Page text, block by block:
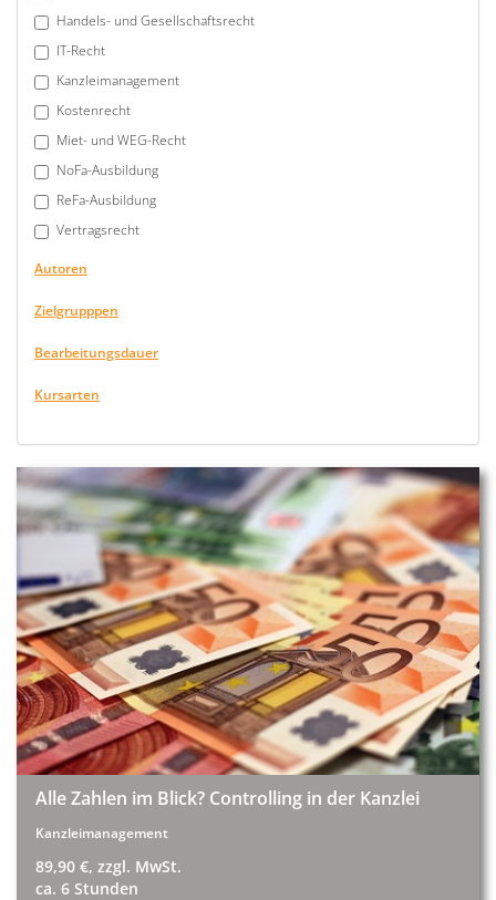
Handels- und Gesellschaftsrecht
IT-Recht
Kanzleimanagement
Kostenrecht
Miet- und WEG-Recht
NoFa-Ausbildung
ReFa-Ausbildung
Vertragsrecht
Autoren
Zielgrupppen
Bearbeitungsdauer
Kursarten
Alle Zahlen im Blick? Controlling in der Kanzlei
Kanzleimanagement
89,90 €, zzgl. MwSt.
ca. 6 Stunden